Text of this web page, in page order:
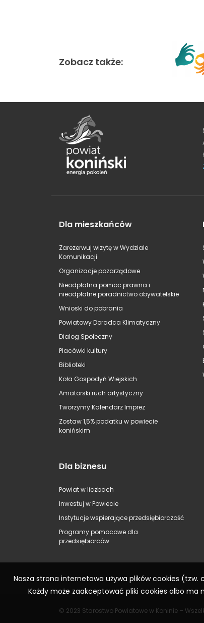
Zobacz także:
Dla mieszkańców
Zarezerwuj wizytę w Wydziale
Komunikacji
Organizacje pozarządowe
Nieodpłatna pomoc prawna i
nieodpłatne poradnictwo obywatelskie
Wnioski do pobrania
Powiatowy Doradca Klimatyczny
Dialog Społeczny
Placówki kultury
Biblioteki
Koła Gospodyń Wiejskich
Amatorski ruch artystyczny
Tworzymy Kalendarz Imprez
Zostaw 1,5% podatku w powiecie
konińskim
Dla biznesu
Powiat w liczbach
Inwestuj w Powiecie
Instytucje wspierające przedsiębiorczość
Programy pomocowe dla
przedsiębiorców
© 2023 Starostwo Powiatowe w Koninie –
Nasza strona internetowa używa plików cookies
Każdy może zaakceptować pliki cookies albo ma